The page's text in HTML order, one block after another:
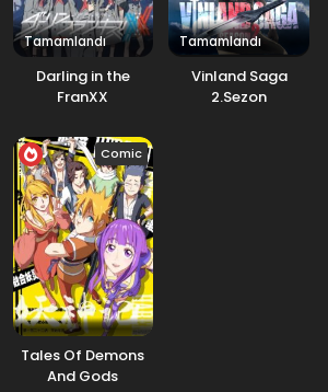
Tamamlandı
Darling in the
FranXX
Tamamlandı
Vinland Saga
2.Sezon
Comic
Tales Of Demons
And Gods